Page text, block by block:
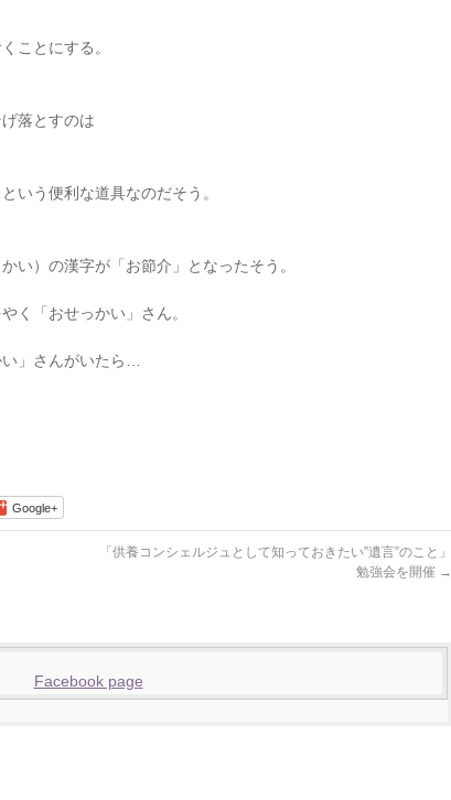
ことにする。
落とすのは
いう便利な道具なのだそう。
い）の漢字が「お節介」となったそう。
く「おせっかい」さん。
」さんがいたら…
Google+
「供養コンシェルジュとして知っておきたい”遺言”のこと」
勉強会を開催 →
Facebook page